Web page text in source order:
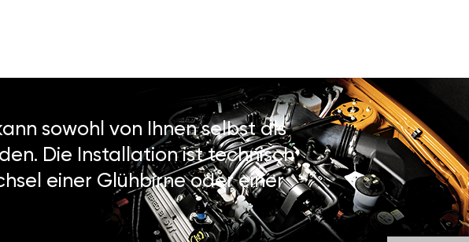
sowohl von Ihnen selbst als
Die Installation ist technisch
einer Glühbirne oder einer